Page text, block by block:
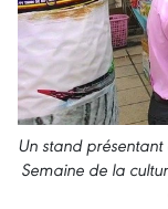
Un stand
Semaine de la